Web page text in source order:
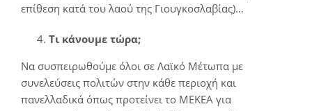
επίθεση κατά του λαού της Γιουγκοσλαβίας)…
Τι κάνουμε τώρα;
Να συσπειρωθούμε όλοι σε Λαϊκό Μέτωπα με
συνελεύσεις πολιτών στην κάθε περιοχή και
πανελλαδικά όπως προτείνει το ΜΕΚΕΑ για